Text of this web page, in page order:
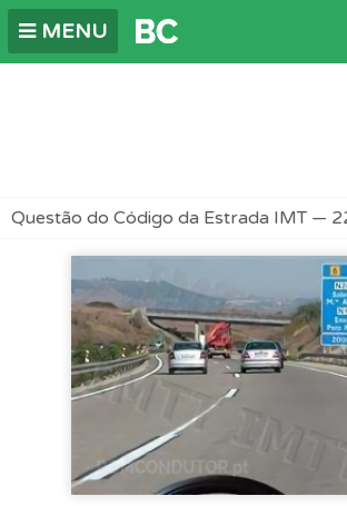
MENU
Questão do Código da Estrada IMT —